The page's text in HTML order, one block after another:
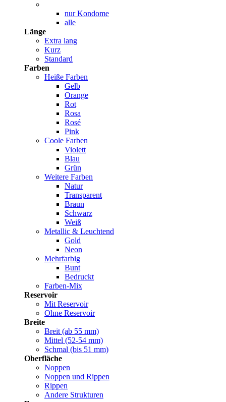
nur Kondome
alle
Länge
Extra lang
Kurz
Standard
Farben
Heiße Farben
Gelb
Orange
Rot
Rosa
Rosé
Pink
Coole Farben
Violett
Blau
Grün
Weitere Farben
Natur
Transparent
Braun
Schwarz
Weiß
Metallic & Leuchtend
Gold
Neon
Mehrfarbig
Bunt
Bedruckt
Farben-Mix
Reservoir
Mit Reservoir
Ohne Reservoir
Breite
Breit (ab 55 mm)
Mittel (52-54 mm)
Schmal (bis 51 mm)
Oberfläche
Noppen
Noppen und Rippen
Rippen
Andere Strukturen